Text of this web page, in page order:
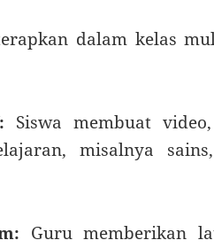
dalam kelas
Siswa membuat
misalnya
Guru memberikan